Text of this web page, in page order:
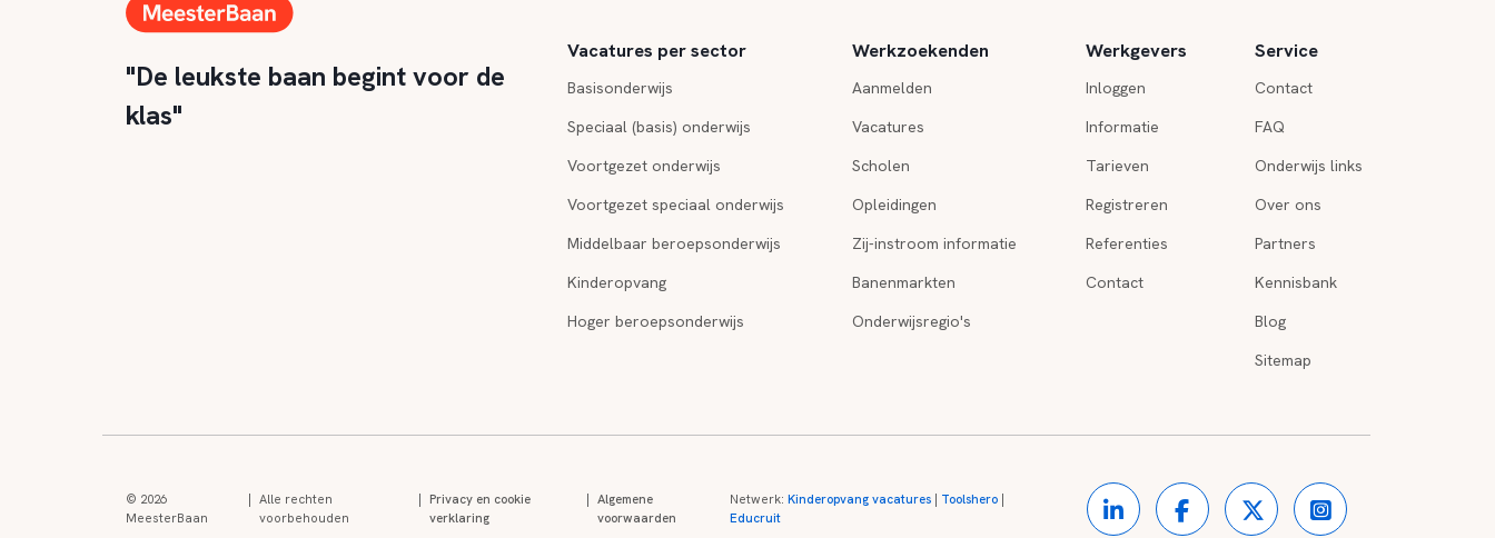
"De leukste baan begint voor de
klas"
Vacatures per sector
Basisonderwijs
Speciaal (basis) onderwijs
Voortgezet onderwijs
Voortgezet speciaal onderwijs
Middelbaar beroepsonderwijs
Kinderopvang
Hoger beroepsonderwijs
Werkzoekenden
Aanmelden
Vacatures
Scholen
Opleidingen
Zij-instroom informatie
Banenmarkten
Onderwijsregio's
Werkgevers
Inloggen
Informatie
Tarieven
Registreren
Referenties
Contact
Service
Contact
FAQ
Onderwijs links
Over ons
Partners
Kennisbank
Blog
Sitemap
© 2026
MeesterBaan
Alle rechten
voorbehouden
Privacy en cookie
verklaring
Algemene
voorwaarden
Netwerk: Kinderopvang vacatures| Toolshero|
Educruit